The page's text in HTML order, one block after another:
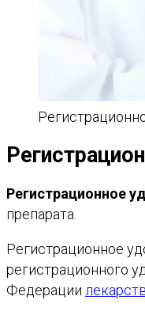
Регистрационное
препарата.
Регистрационное
регистрационного
Федерации